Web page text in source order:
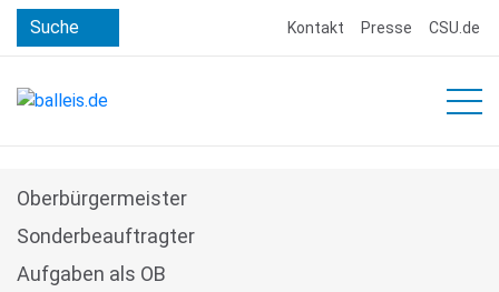
Suche Kontakt Presse CSU.de
PERSON
FUNKTIONEN
Oberbürgermeister
Sonderbeauftragter
Aufgaben als OB